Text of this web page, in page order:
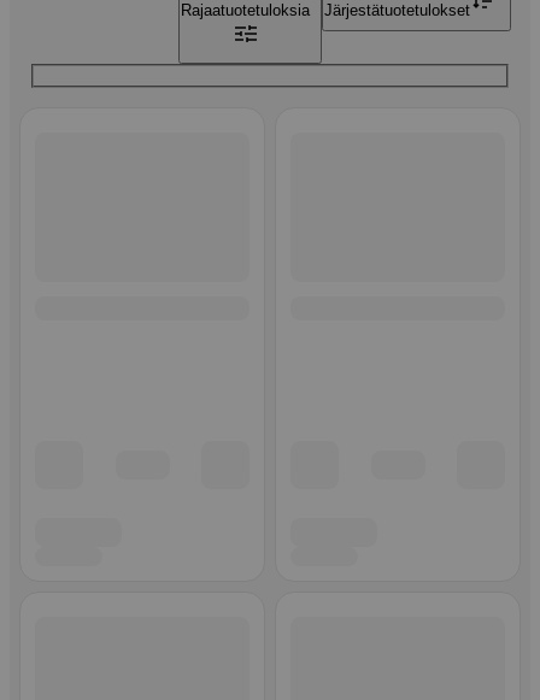
Rajaatuotetuloksia Järjestätuotetulokset